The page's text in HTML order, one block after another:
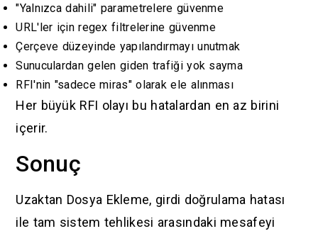
"Yalnızca dahili" parametrelere güvenme
URL'ler için regex filtrelerine güvenme
Çerçeve düzeyinde yapılandırmayı unutmak
Sunuculardan gelen giden trafiği yok sayma
RFI'nin "sadece miras" olarak ele alınması
Her büyük RFI olayı bu hatalardan en az birini
içerir.
Sonuç
Uzaktan Dosya Ekleme, girdi doğrulama hatası
ile tam sistem tehlikesi arasındaki mesafeyi